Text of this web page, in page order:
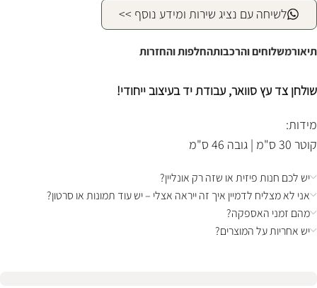
לשיחה עם נציג שירות ומידע נוסף >>
תיאורמשלוחים והרכבותהחלפות והחזרות
שולחן צד עץ סוואר, עבודת יד בעיצוב ייחודי!
מידות:
קוטר 30 ס"מ | גובה 46 ס"מ
יש לכם חנות פיזית או שזה רק אונליין?
אני לא מצליח לדמיין איך זה ייראה אצלי – יש עוד תמונות או סרטון?
מהם זמני האספקה?
יש אחריות על המוצרים?